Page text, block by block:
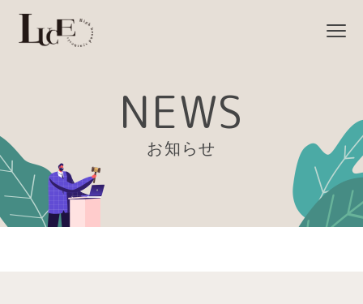
NEWS
お知らせ